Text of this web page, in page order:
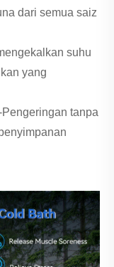
dari semua saiz
suhu
yang
tanpa